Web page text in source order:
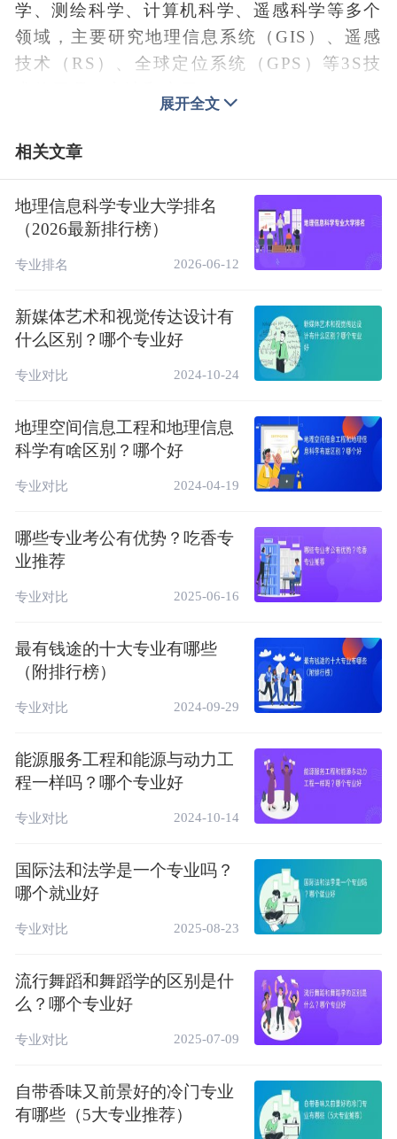
学、测绘科学、计算机科学、遥感科学等多个
领域，主要研究地理信息系统（GIS）、遥感
技术（RS）、全球定位系统（GPS）等3S技
学、遥感科学、测绘科学等多领域交叉融合的
新兴空间信息技术学科，具有复合型强、应用
面广的特点。
二、地理信息科学和地理信息技术专业的区别
地理信息科学主要研究地理学基础知识、地理
信息系统、数据库原理、遥感原理与技术等，
运用3S（GPSGISRS）技术，将地球系统内
成手机查询的电子地图、远程遥控无人机、实
时定位导航等。
地理信息技术专业主要研究地理勘测、设计、
理空间数据的采集、处理、分析、制图与建
库，以及工程勘测、设计、施工等。它更侧重
于工程技术实践。
地理信息科学专业更侧重于理论研究和软件开
发，而地理信息技术专业则更侧重于技术实践
和应用。
区别3：培养目标不同
地理信息科学专业的培养目标是培养具备地理
学基础知识，掌握地理信息系统的基础理论、
业单位和政府相关部门从事地理信息科学的研
究、教学、开发或应用的高素质复合型科技专
理信息系统基本知识，熟悉测绘仪器使用和地
理信息软件应用，了解摄影测量与遥感知识，
具备工程测量技术应用能力及空间数据外业采
新能力的高素质技术技能人才。
区别4：课程设置不同
展开全文
相关文章
地理信息科学专业大学排名
（2026最新排行榜）
专业排名 2026-06-12
新媒体艺术和视觉传达设计有
什么区别？哪个专业好
专业对比 2024-10-24
地理空间信息工程和地理信息
科学有啥区别？哪个好
专业对比 2024-04-19
哪些专业考公有优势？吃香专
业推荐
专业对比 2025-06-16
最有钱途的十大专业有哪些
（附排行榜）
专业对比 2024-09-29
能源服务工程和能源与动力工
程一样吗？哪个专业好
专业对比 2024-10-14
国际法和法学是一个专业吗？
哪个就业好
专业对比 2025-08-23
流行舞蹈和舞蹈学的区别是什
么？哪个专业好
专业对比 2025-07-09
自带香味又前景好的冷门专业
有哪些（5大专业推荐）